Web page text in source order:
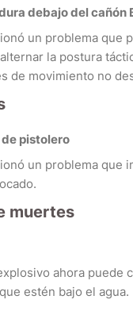
debajo del cañón
un problema que
la postura
de movimiento no
pistolero
un problema que
muertes
ahora puede
estén bajo el agua.